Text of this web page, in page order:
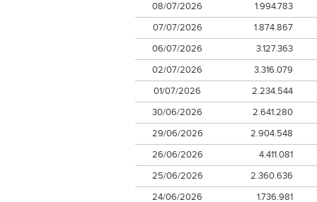
08/07/2026
1.994.783
07/07/2026
1.874.867
06/07/2026
3.127.363
02/07/2026
3.316.079
01/07/2026
2.234.544
30/06/2026
2.641.280
29/06/2026
2.904.548
26/06/2026
4.411.081
25/06/2026
2.360.636
24/06/2026
1.736.981